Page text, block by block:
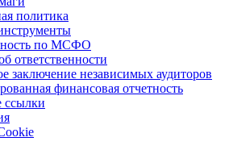
политика
по МСФО
ответственности
заключение независимых аудиторов
финансовая отчетность
ссылки